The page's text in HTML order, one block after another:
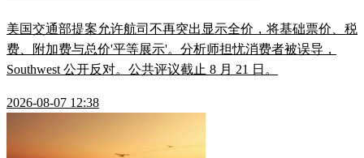
美国交通部提案允许航司不再突出显示全价，将基础票价、税
费、附加费与总价'平等展示'。分析师担忧消费者被误导，
Southwest 公开反对。公共评议截止 8 月 21 日。
2026-08-07 12:38